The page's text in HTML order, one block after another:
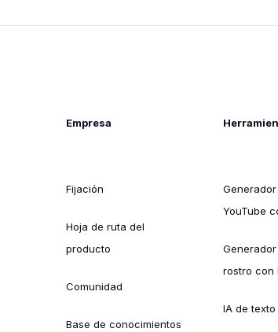
Empresa
Fijación
Hoja de ruta del
producto
Comunidad
Base de conocimientos
YouTube
rostro con
IA de